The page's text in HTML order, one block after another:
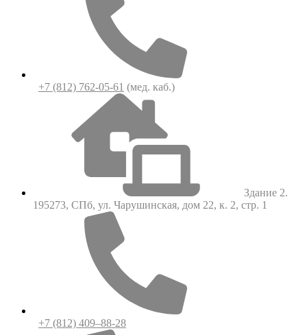
+7 (812) 762-05-61 (мед. каб.)
Здание 2.
195273, СПб, ул. Чарушинская, дом 22, к. 2, стр. 1
+7 (812) 409–88-28